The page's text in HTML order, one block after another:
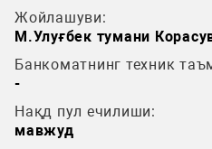
Жойлашуви:
М.Улуғбек тумани
Банкоматнинг техник
-
Нақд пул ечилиши:
мавжуд